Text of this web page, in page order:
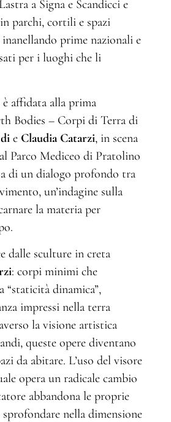
a Signa e Scandicci e
parchi, cortili e spazi
prime nazionali e
per i luoghi che li
è affidata alla prima
Bodies – Corpi di Terra di
e Claudia Catarzi, in scena
Parco Mediceo di Pratolino
di un dialogo profondo tra
un’indagine sulla
la materia per
dalle sculture in creta
: corpi minimi che
“staticità dinamica”,
impressi nella terra
la visione artistica
queste opere diventano
da abitare. L’uso del visore
opera un radicale cambio
abbandona le proprie
nella dimensione